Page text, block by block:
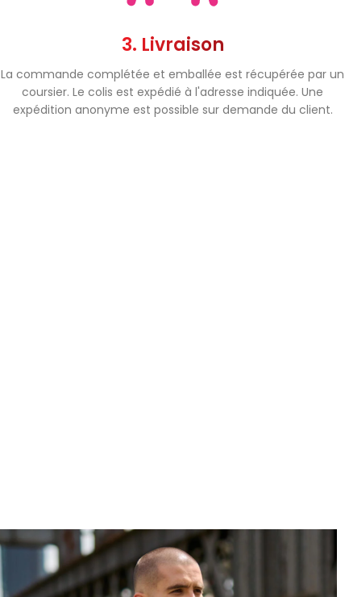
3. Livraison
La commande complétée et emballée est récupérée par un
coursier. Le colis est expédié à l'adresse indiquée. Une
expédition anonyme est possible sur demande du client.